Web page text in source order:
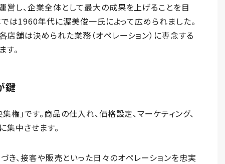
営し、企業全体として最大の成果を上げることを目
は1960年代に渥美俊一氏によって広められました。
舗は決められた業務（オペレーション）に専念する
。
鍵
」です。商品の仕入れ、価格設定、マーケティング、
集中させます。
き、接客や販売といった日々のオペレーションを忠実